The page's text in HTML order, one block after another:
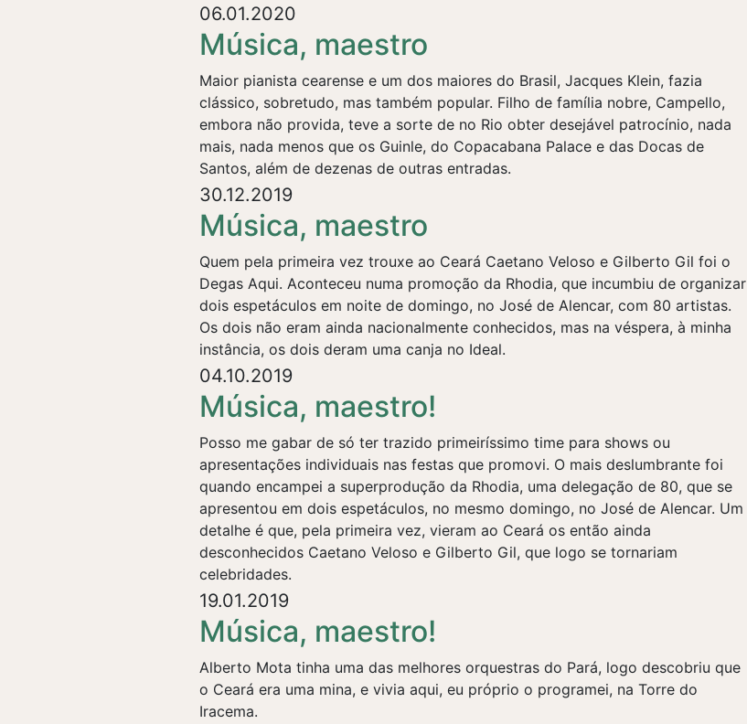
06.01.2020
Música, maestro
Maior pianista cearense e um dos maiores do Brasil, Jacques Klein, fazia
clássico, sobretudo, mas também popular. Filho de família nobre, Campello,
embora não provida, teve a sorte de no Rio obter desejável patrocínio, nada
mais, nada menos que os Guinle, do Copacabana Palace e das Docas de
Santos, além de dezenas de outras entradas.
30.12.2019
Música, maestro
Quem pela primeira vez trouxe ao Ceará Caetano Veloso e Gilberto Gil foi o
Degas Aqui. Aconteceu numa promoção da Rhodia, que incumbiu de organizar
dois espetáculos em noite de domingo, no José de Alencar, com 80 artistas.
Os dois não eram ainda nacionalmente conhecidos, mas na véspera, à minha
instância, os dois deram uma canja no Ideal.
04.10.2019
Música, maestro!
Posso me gabar de só ter trazido primeiríssimo time para shows ou
apresentações individuais nas festas que promovi. O mais deslumbrante foi
quando encampei a superprodução da Rhodia, uma delegação de 80, que se
apresentou em dois espetáculos, no mesmo domingo, no José de Alencar. Um
detalhe é que, pela primeira vez, vieram ao Ceará os então ainda
desconhecidos Caetano Veloso e Gilberto Gil, que logo se tornariam
celebridades.
19.01.2019
Música, maestro!
Alberto Mota tinha uma das melhores orquestras do Pará, logo descobriu que
o Ceará era uma mina, e vivia aqui, eu próprio o programei, na Torre do
Iracema.